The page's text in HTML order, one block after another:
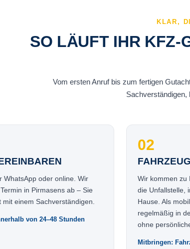
KLAR,
SO LÄUFT IHR KFZ-
Vom ersten Anruf bis zum fertigen
Sachverständigen,
WhatsApp oder online. Wir
in Pirmasens ab – Sie
einem Sachverständigen.
von 24–48 Stunden
02
Wir kommen zu
die Unfallstelle,
Hause. Als
regelmäßig in
ohne
Mitbringen: